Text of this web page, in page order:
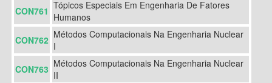
CON761 Tópicos Especiais Em Engenharia De Fatores
Humanos
CON762 Métodos Computacionais Na Engenharia Nuclear
I
CON763 Métodos Computacionais Na Engenharia Nuclear
II